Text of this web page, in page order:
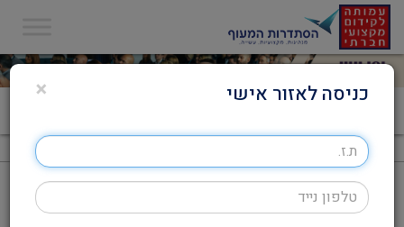
יום עיון – אורח חיים בריא
× כניסה לאזור אישי